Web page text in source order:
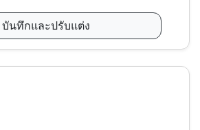
บันทึกและปรับแต่ง